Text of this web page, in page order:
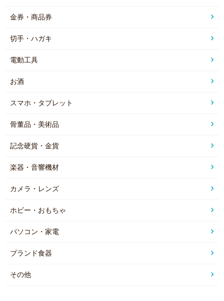
金券・商品券
切手・ハガキ
電動工具
お酒
スマホ・タブレット
骨董品・美術品
記念硬貨・金貨
楽器・音響機材
カメラ・レンズ
ホビー・おもちゃ
パソコン・家電
ブランド食器
その他